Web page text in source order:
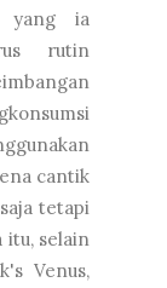
yang ia
rutin
cantik
tetapi
itu, selain
Venus,